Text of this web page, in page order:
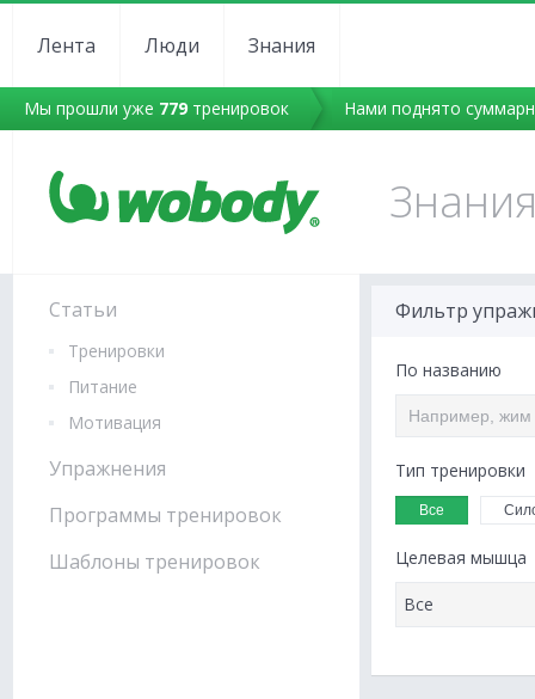
Лента Люди Знания
Мы прошли уже 779тренировок Нами поднято
Статьи
Тренировки
Питание
Мотивация
Упражнения
Программы тренировок
Шаблоны тренировок
Фильтр
По названию
Тип тренировки
Все
Целевая мышца